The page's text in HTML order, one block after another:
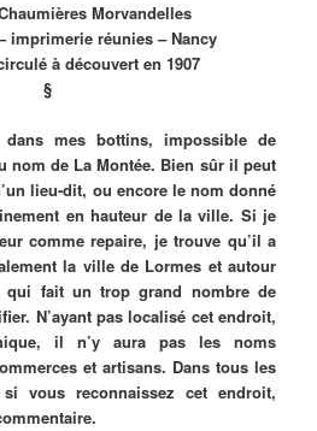
Morvandelles
imprimerie réunies – Nancy
à découvert en 1907
§
dans mes bottins, impossible de
nom de La Montée. Bien sûr il peut
lieu-dit, ou encore le nom donné
en hauteur de la ville. Si je
comme repaire, je trouve qu’il a
la ville de Lormes et autour
qui fait un trop grand nombre de
N’ayant pas localisé cet endroit,
il n’y aura pas les noms
et artisans. Dans tous les
vous reconnaissez cet endroit,